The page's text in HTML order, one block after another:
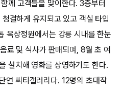
께 고객들을 맞이한다. 3층부터
결하게 유지되고 있고 객실 타입
옥상정원에서는 강릉 시내를 한눈
료 및 식사가 판매되며, 8월 초 여
설치해 영화를 상영하기도 한다.
연 씨티갤러리다. 12명의 초대작